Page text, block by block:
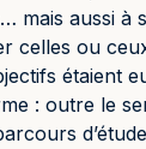
mais aussi à
celles ou
étaient
: outre le